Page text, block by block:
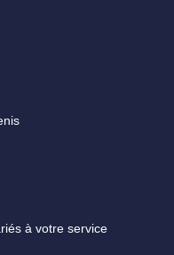
à votre service